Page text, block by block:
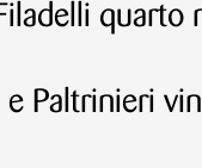
quarto
Paltrinieri